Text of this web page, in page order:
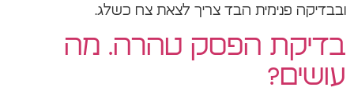
ובבדיקה פנימית הבד צריך לצאת צח כשלג.
בדיקת הפסק טהרה. מה
עושים?